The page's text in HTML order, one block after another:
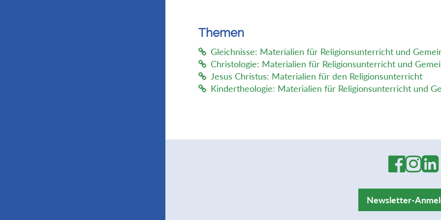
Themen
Gleichnisse: Materialien für Religionsunterricht und
Christologie: Materialien für Religionsunterricht und
Jesus Christus: Materialien für den Religionsunterricht
Kindertheologie: Materialien für Religionsunterricht und
Newsletter-